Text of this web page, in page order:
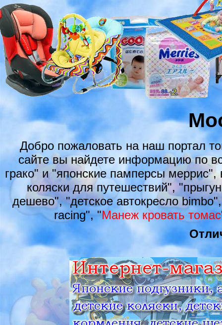
Добро пожаловать на наш портал
сайте вы найдете информацию по
грако" и "японские памперсы меррис",
коляски для путешествий",
дешево", "детское автокресло
racing", "Манеж кровать томас